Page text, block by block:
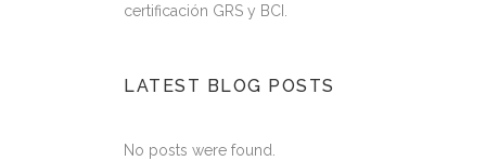
certificación GRS y BCI.
LATEST BLOG POSTS
No posts were found.